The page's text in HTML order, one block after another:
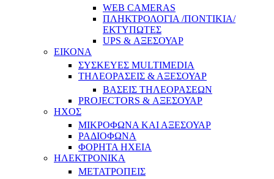
WEB CAMERAS
ΠΛΗΚΤΡΟΛΟΓΙΑ /ΠΟΝΤΙΚΙΑ/
ΕΚΤΥΠΩΤΕΣ
UPS & ΑΞΕΣΟΥΑΡ
ΕΙΚΟΝΑ
ΣΥΣΚΕΥΕΣ MULTIMEDIA
ΤΗΛΕΟΡΑΣΕΙΣ & ΑΞΕΣΟΥΑΡ
ΒΑΣΕΙΣ ΤΗΛΕΟΡΑΣΕΩΝ
PROJECTORS & ΑΞΕΣΟΥΑΡ
ΗΧΟΣ
ΜΙΚΡΟΦΩΝΑ ΚΑΙ ΑΞΕΣΟΥΑΡ
ΡΑΔΙΟΦΩΝΑ
ΦΟΡΗΤΑ ΗΧΕΙΑ
ΗΛΕΚΤΡΟΝΙΚΑ
ΜΕΤΑΤΡΟΠΕΙΣ